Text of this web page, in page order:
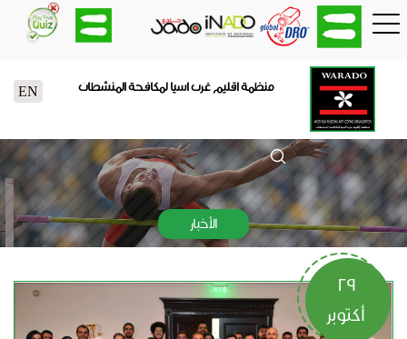
منظمة اقليم غرب اسيا لمكافحة المنشطات EN
الأخبار
29
أكتوبر